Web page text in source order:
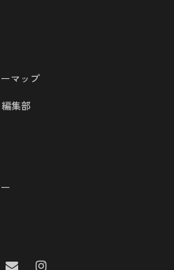
マップ
集部